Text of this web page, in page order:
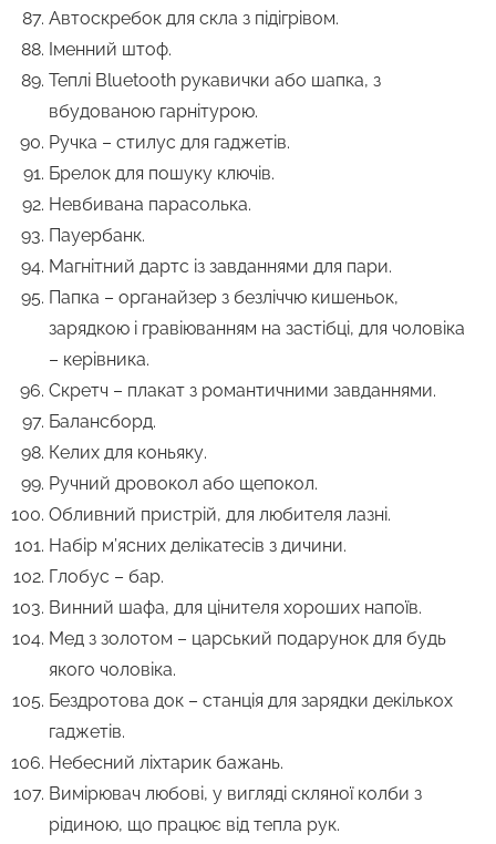
Автоскребок для скла з підігрівом.
Іменний штоф.
Теплі Bluetooth рукавички або шапка, з
вбудованою гарнітурою.
Ручка – стилус для гаджетів.
Брелок для пошуку ключів.
Невбивана парасолька.
Пауербанк.
Магнітний дартс із завданнями для пари.
Папка – органайзер з безліччю кишеньок,
зарядкою і гравіюванням на застібці, для чоловіка
– керівника.
Скретч – плакат з романтичними завданнями.
Балансборд.
Келих для коньяку.
Ручний дровокол або щепокол.
Обливний пристрій, для любителя лазні.
Набір м’ясних делікатесів з дичини.
Глобус – бар.
Винний шафа, для цінителя хороших напоїв.
Мед з золотом – царський подарунок для будь
якого чоловіка.
Бездротова док – станція для зарядки декількох
гаджетів.
Небесний ліхтарик бажань.
Вимірювач любові, у вигляді скляної колби з
рідиною, що працює від тепла рук.